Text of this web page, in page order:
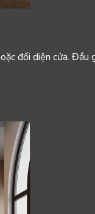
đối diện cửa. Đầu